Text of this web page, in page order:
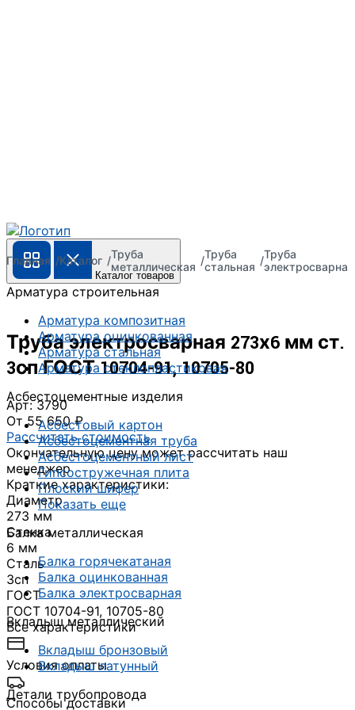
Каталог товаров
Арматура строительная
Арматура композитная
Арматура оцинкованная
Арматура стальная
Арматура стеклопластиковая
Асбестоцементные изделия
Асбестовый картон
Асбестоцементная труба
Асбестоцементный лист
Гипсостружечная плита
Плоский шифер
Показать еще
Балка металлическая
Балка горячекатаная
Балка оцинкованная
Балка электросварная
Вкладыш металлический
Вкладыш бронзовый
Вкладыш латунный
Детали трубопровода
Главная Каталог
Труба
металлическая
Труба
стальная
Труба
электросварная
Труба электросварная 273х6 мм ст.
3сп ГОСТ 10704-91, 10705-80
Арт: 3790
От 55 650 ₽
Рассчитать стоимость
Окончательную цену может рассчитать наш
менеджер
Краткие характеристики:
Диаметр
273 мм
Стенка
6 мм
Сталь
3сп
ГОСТ
ГОСТ 10704-91, 10705-80
Все характеристики
Условия оплаты
Способы доставки